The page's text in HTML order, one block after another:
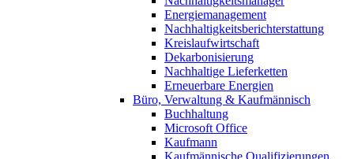
Energiemanagement
Nachhaltigkeitsberichterstattung
Kreislaufwirtschaft
Dekarbonisierung
Nachhaltige Lieferketten
Erneuerbare Energien
Büro, Verwaltung & Kaufmännisch
Buchhaltung
Microsoft Office
Kaufmann
Kaufmännische Qualifizierungen